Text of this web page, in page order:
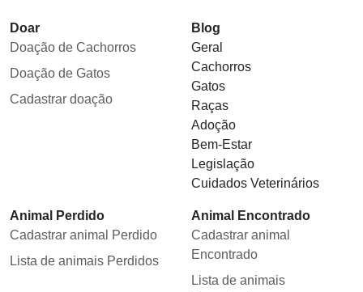
Doar
Doação de Cachorros
Doação de Gatos
Cadastrar doação
Blog
Geral
Cachorros
Gatos
Raças
Adoção
Bem-Estar
Legislação
Cuidados Veterinários
Animal Perdido
Cadastrar animal Perdido
Lista de animais Perdidos
Animal Encontrado
Cadastrar animal
Encontrado
Lista de animais